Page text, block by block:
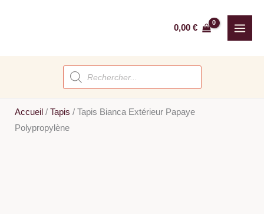
0,00 €
Recherche
de
produits
Accueil / Tapis / Tapis Bianca Extérieur Papaye
Polypropylène